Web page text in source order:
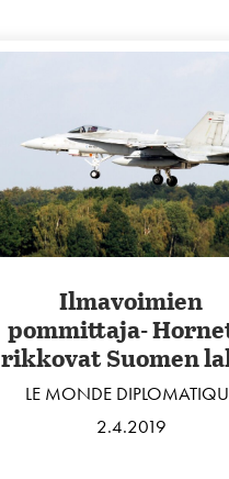
Ilmavoimien
pommittaja-
rikkovat Suomen
LE MONDE
2.4.2019